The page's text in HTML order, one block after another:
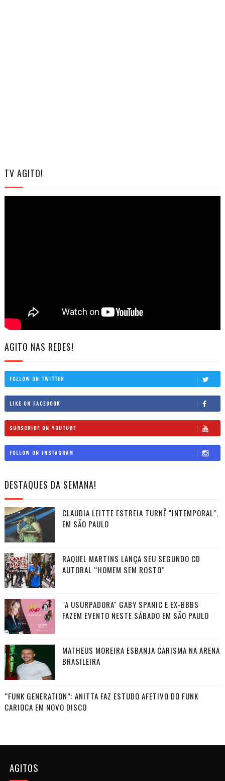
TV AGITO!
AGITO NAS REDES!
FOLLOW ON TWITTER
LIKE ON FACEBOOK
SUBSCRIBE ON YOUTUBE
FOLLOW ON INSTAGRAM
DESTAQUES DA SEMANA!
CLAUDIA LEITTE ESTREIA TURNÊ "INTEMPORAL",
EM SÃO PAULO
RAQUEL MARTINS LANÇA SEU SEGUNDO CD
AUTORAL “HOMEM SEM ROSTO”
"A USURPADORA" GABY SPANIC E EX-BBBS
FAZEM EVENTO NESTE SÁBADO EM SÃO PAULO
MATHEUS MOREIRA ESBANJA CARISMA NA ARENA
BRASILEIRA
“FUNK GENERATION”: ANITTA FAZ ESTUDO AFETIVO DO FUNK
CARIOCA EM NOVO DISCO
AGITOS